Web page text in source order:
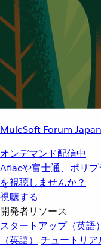
MuleSoft Forum Japan
オンデマンド配信中
Aflacや富士通、ポリ
を視聴しませんか？
視聴する
開発者リソース
スタートアップ（英語）
（英語）
チュートリア